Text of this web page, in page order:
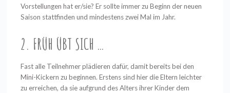
Vorstellungen hat er/sie? Er sollte immer zu Beginn der neuen
Saison stattfinden und mindestens zwei Mal im Jahr.
2. FRÜH ÜBT SICH …
Fast alle Teilnehmer plädieren dafür, damit bereits bei den
Mini-Kickern zu beginnen. Erstens sind hier die Eltern leichter
zu erreichen, da sie aufgrund des Alters ihrer Kinder dem